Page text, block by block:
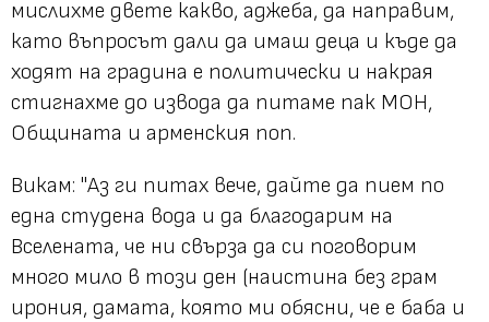
мислихме двете какво, аджеба, да направим,
като въпросът дали да имаш деца и къде да
ходят на градина е политически и накрая
стигнахме до извода да питаме пак МОН,
Общината и арменския поп.
Викам: "Аз ги питах вече, дайте да пием по
една студена вода и да благодарим на
Вселената, че ни свърза да си поговорим
много мило в този ден (наистина без грам
ирония, дамата, която ми обясни, че е баба и